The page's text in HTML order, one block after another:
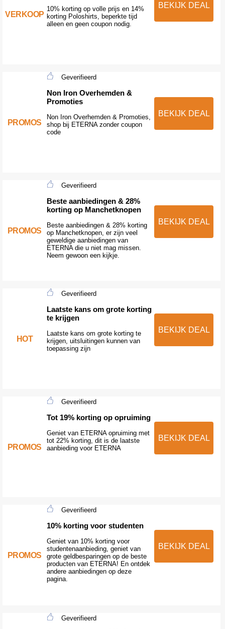
VERKOOP
10% korting op volle prijs en 14%
korting Poloshirts, beperkte tijd
alleen en geen coupon nodig.
BEKIJK DEAL
PROMOS
Geverifieerd
Non Iron Overhemden &
Promoties
Non Iron Overhemden & Promoties,
shop bij ETERNA zonder coupon
code
BEKIJK DEAL
PROMOS
Geverifieerd
Beste aanbiedingen & 28%
korting op Manchetknopen
Beste aanbiedingen & 28% korting
op Manchetknopen, er zijn veel
geweldige aanbiedingen van
ETERNA die u niet mag missen.
Neem gewoon een kijkje.
BEKIJK DEAL
HOT
Geverifieerd
Laatste kans om grote korting
te krijgen
Laatste kans om grote korting te
krijgen, uitsluitingen kunnen van
toepassing zijn
BEKIJK DEAL
PROMOS
Geverifieerd
Tot 19% korting op opruiming
Geniet van ETERNA opruiming met
tot 22% korting, dit is de laatste
aanbieding voor ETERNA
BEKIJK DEAL
PROMOS
Geverifieerd
10% korting voor studenten
Geniet van 10% korting voor
studentenaanbieding, geniet van
grote geldbesparingen op de beste
producten van ETERNA! En ontdek
andere aanbiedingen op deze
pagina.
BEKIJK DEAL
Geverifieerd